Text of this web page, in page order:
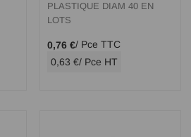
PLASTIQUE DIAM 40 EN
LOTS
0,76 €/ Pce TTC
0,63 €/ Pce HT